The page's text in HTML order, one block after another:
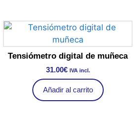
Tensiómetro digital de muñeca
31.00€ IVA incl.
Añadir al carrito